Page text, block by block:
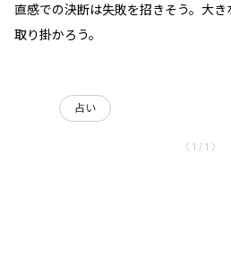
直感での決断は失敗を招きそう。大
取り掛かろう。
占い
〈 1 / 1 〉